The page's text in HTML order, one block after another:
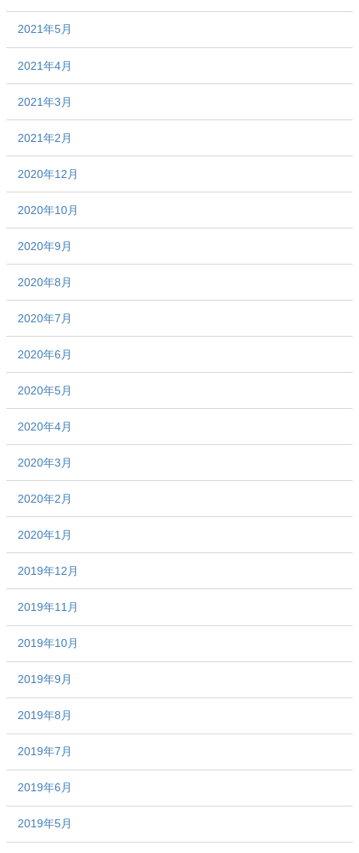
2021年5月
2021年4月
2021年3月
2021年2月
2020年12月
2020年10月
2020年9月
2020年8月
2020年7月
2020年6月
2020年5月
2020年4月
2020年3月
2020年2月
2020年1月
2019年12月
2019年11月
2019年10月
2019年9月
2019年8月
2019年7月
2019年6月
2019年5月